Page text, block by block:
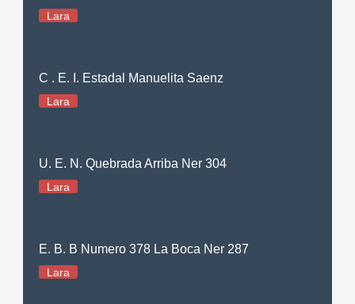
Lara
C . E. I. Estadal Manuelita Saenz
Lara
U. E. N. Quebrada Arriba Ner 304
Lara
E. B. B Numero 378 La Boca Ner 287
Lara